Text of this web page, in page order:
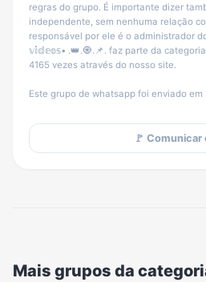
regras do grupo. É importante dizer
independente, sem nenhuma relação
responsável por ele é o administrador
𝕧𝕚́𝕕𝕖𝕠𝕤• .👑.🧿.📌. faz parte da
4165 vezes através do nosso site.
Este grupo de whatsapp foi enviado em
🚩 Comunicar
Mais grupos da